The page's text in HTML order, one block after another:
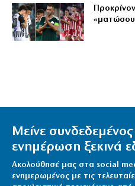
Μείνε
ενημέρωση ξεκινά
Ακολούθησέ μας στα social
ενημερωμένος με τις